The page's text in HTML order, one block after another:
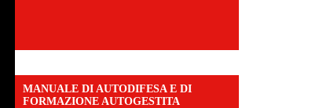
MANUALE DI AUTODIFESA E DI
FORMAZIONE AUTOGESTITA